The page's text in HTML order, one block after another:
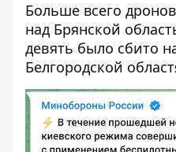
Больше всего
над Брянской
девять было сбито
Белгородской